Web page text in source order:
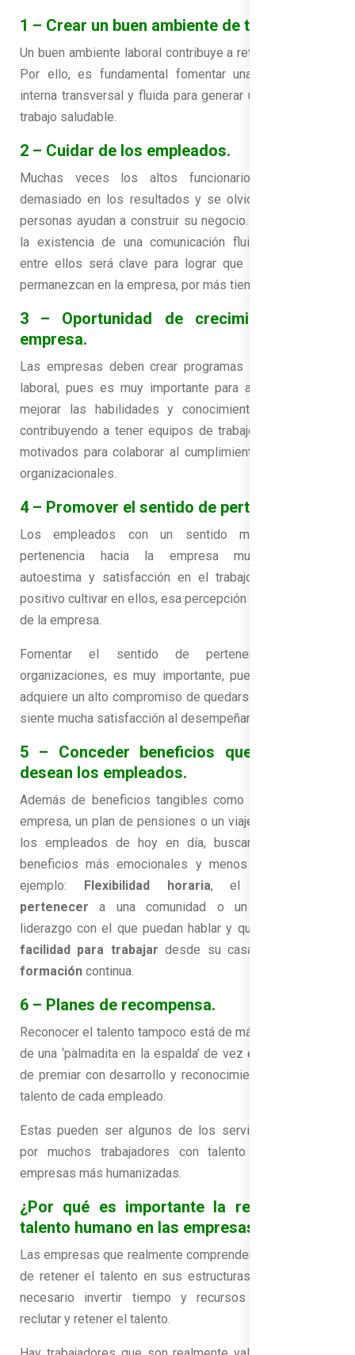
1 – Crear un buen ambiente de trabajo.
Un buen ambiente laboral contribuye a retener el talento.
Por ello, es fundamental fomentar una comunicación
interna transversal y fluida para generar un ambiente de
trabajo saludable.
2 – Cuidar de los empleados.
Muchas veces los altos funcionarios se centran
demasiado en los resultados y se olvidan de que las
personas ayudan a construir su negocio. Por esa razón,
la existencia de una comunicación fluida y empática
entre ellos será clave para lograr que los empleados
permanezcan en la empresa, por más tiempo.
3 – Oportunidad de crecimiento en la
empresa.
Las empresas deben crear programas de crecimiento
laboral, pues es muy importante para ambos, pues al
mejorar las habilidades y conocimientos, estaremos
contribuyendo a tener equipos de trabajo preparados y
motivados para colaborar al cumplimiento de objetivos
organizacionales.
4 – Promover el sentido de pertenencia.
Los empleados con un sentido más fuerte de
pertenencia hacia la empresa muestran mayor
autoestima y satisfacción en el trabajo, entonces es
positivo cultivar en ellos, esa percepción de formar parte
de la empresa.
Fomentar el sentido de pertenencia en las
organizaciones, es muy importante, pues el empleado
adquiere un alto compromiso de quedarse, debido a que
siente mucha satisfacción al desempeñar sus funciones.
5 – Conceder beneficios que realmente
desean los empleados.
Además de beneficios tangibles como un teléfono de
empresa, un plan de pensiones o un viaje de incentivos,
los empleados de hoy en día, buscan otro tipo de
beneficios más emocionales y menos tangibles. Por
ejemplo: Flexibilidad horaria, el
pertenecer a una comunidad o un Superior con
liderazgo con el que puedan hablar y que los entienda,
facilidad para trabajar desde su casa,
formación continua.
6 – Planes de recompensa.
Reconocer el talento tampoco está de más. Y no se trata
de una ‘palmadita en la espalda’ de vez en cuando, sino
de premiar con desarrollo y reconocimiento el valor del
talento de cada empleado.
Estas pueden ser algunos de los servicios deseados
por muchos trabajadores con talento en busca de
empresas más humanizadas.
¿Por qué es importante la retención del
talento humano en las empresas?
Las empresas que realmente comprenden la importancia
de retener el talento en sus estructuras saben que es
necesario invertir tiempo y recursos en identificar,
reclutar y retener el talento.